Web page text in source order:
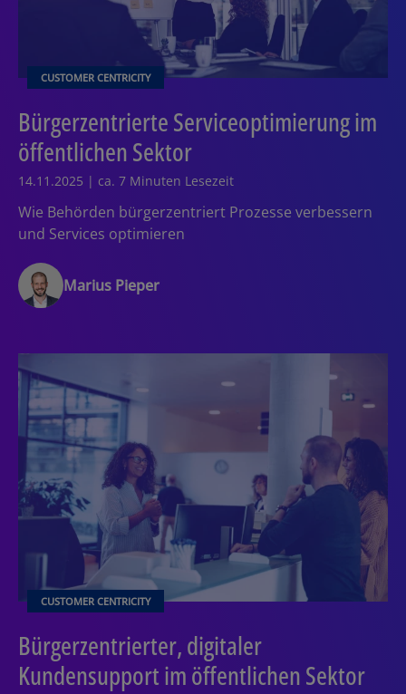
CUSTOMER CENTRICITY
Bürgerzentrierte Serviceoptimierung im
öffentlichen Sektor
14.11.2025 | ca. 7 Minuten Lesezeit
Wie Behörden bürgerzentriert Prozesse verbessern
und Services optimieren
Marius Pieper
CUSTOMER CENTRICITY
Bürgerzentrierter, digitaler
Kundensupport im öffentlichen Sektor